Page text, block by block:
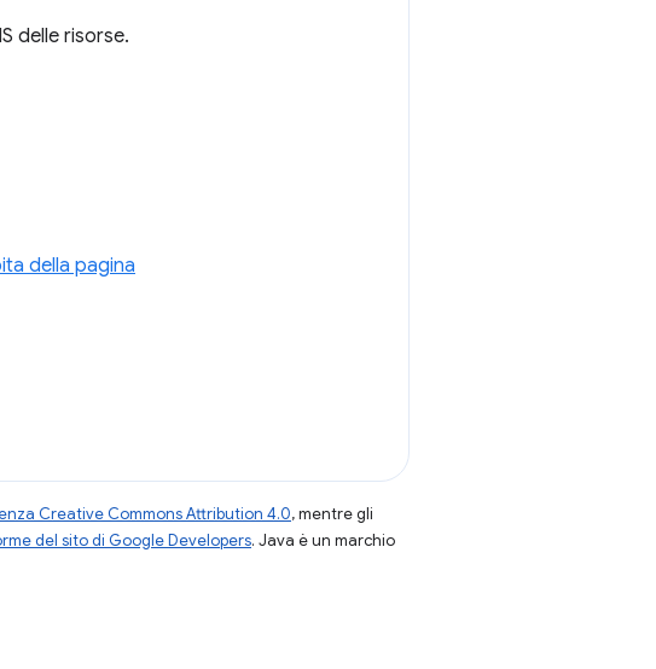
delle risorse.
della pagina
Creative Commons Attribution 4.0, mentre gli
del sito di Google Developers. Java è un marchio